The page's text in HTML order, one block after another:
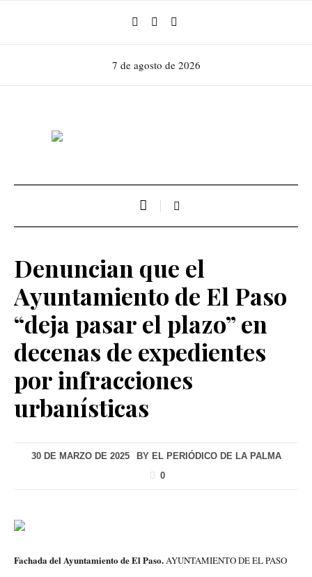
7 de agosto de 2026
Denuncian que el
Ayuntamiento de El Paso
“deja pasar el plazo” en
decenas de expedientes
por infracciones
urbanísticas
30 DE MARZO DE 2025 BY EL PERIÓDICO DE LA PALMA
0
Fachada del Ayuntamiento de El Paso. AYUNTAMIENTO DE EL PASO